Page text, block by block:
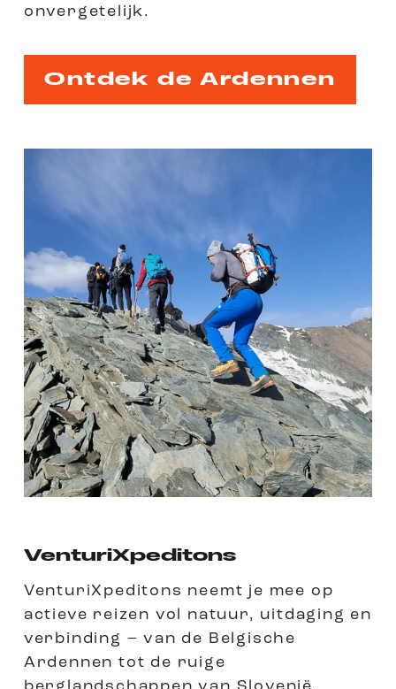
onvergetelijk.
Ontdek de Ardennen
VenturiXpeditons
VenturiXpeditons neemt je mee op
actieve reizen vol natuur, uitdaging en
verbinding – van de Belgische
Ardennen tot de ruige